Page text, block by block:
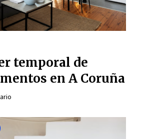
temporal de
en A Coruña